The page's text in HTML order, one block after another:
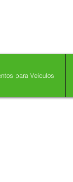
para Veículos